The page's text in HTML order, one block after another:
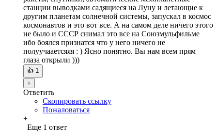
станции выводками садящиеся на Луну и летающие к
другим планетам солнечной системы, запускал в космос
космонавтов и это вот все. А на самом деле ничего этого
не было и СССР снимал это все на Союзмульфильме
ибо боялся признатся что у него ничего не
полуучааетсяяя : ) Ясно понятно. Вы нам всем прям
глаза открыли )))
👍 1
+
Ответить
Скопировать ссылку
Пожаловаться
+
Еще 1 ответ